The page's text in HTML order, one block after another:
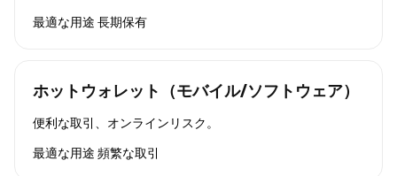
最適な用途 長期保有
ホットウォレット（モバイル/ソフトウェア）
便利な取引、オンラインリスク。
最適な用途 頻繁な取引